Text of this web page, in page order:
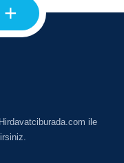
+
ile